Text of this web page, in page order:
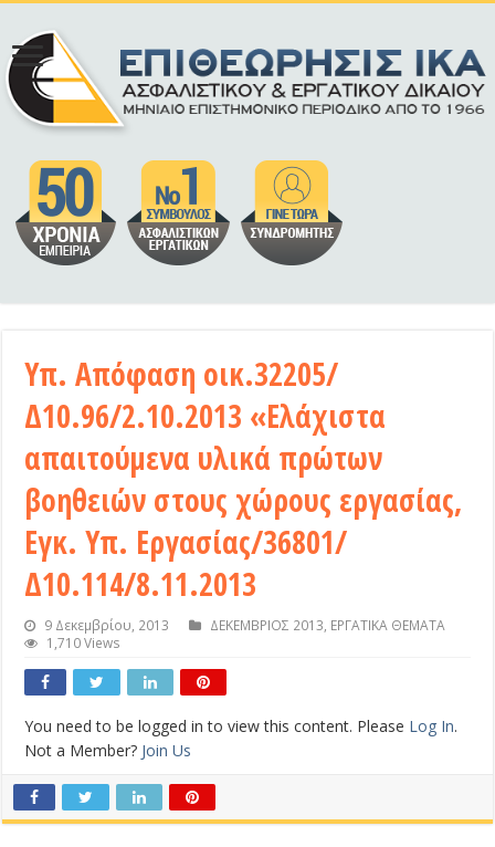
Υπ. Απόφαση οικ.32205/
Δ10.96/2.10.2013 «Ελάχιστα
απαιτούμενα υλικά πρώτων
βοηθειών στους χώρους εργασίας,
Εγκ. Υπ. Εργασίας/36801/
Δ10.114/8.11.2013
9 Δεκεμβρίου, 2013 ΔΕΚΕΜΒΡΙΟΣ 2013, ΕΡΓΑΤΙΚΑ ΘΕΜΑΤΑ
1,710 Views
You need to be logged in to view this content. Please Log In.
Not a Member? Join Us